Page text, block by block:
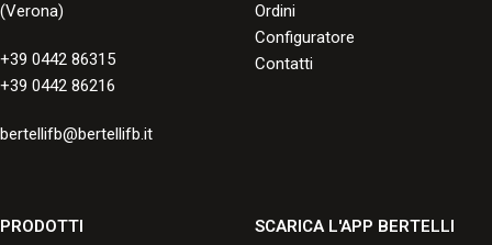
(Verona)
+39 0442 86315
+39 0442 86216
bertellifb@bertellifb.it
Ordini
Configuratore
Contatti
PRODOTTI SCARICA L'APP BERTELLI